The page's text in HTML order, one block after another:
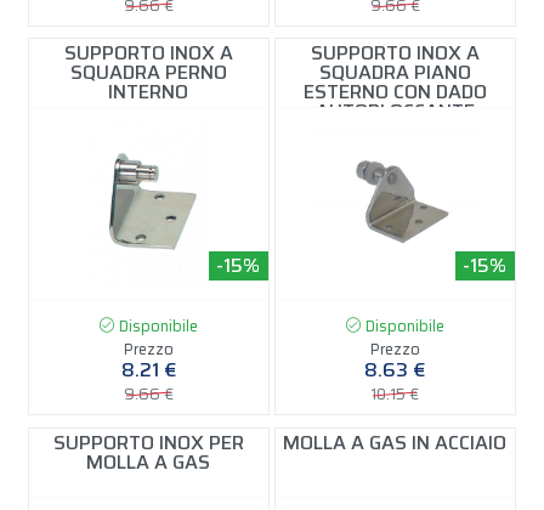
9.66 € 9.66 €
SUPPORTO INOX A
SQUADRA PERNO
INTERNO
-15%
Disponibile
Prezzo
8.21 €
9.66 €
SUPPORTO INOX A
SQUADRA PIANO
ESTERNO CON DADO
AUTOBLOCCANTE
-15%
Disponibile
Prezzo
8.63 €
10.15 €
SUPPORTO INOX PER
MOLLA A GAS
MOLLA A GAS IN ACCIAIO